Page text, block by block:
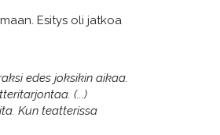
Esitys oli jatkoa
edes joksikin aikaa.
(...)
Kun teatterissa